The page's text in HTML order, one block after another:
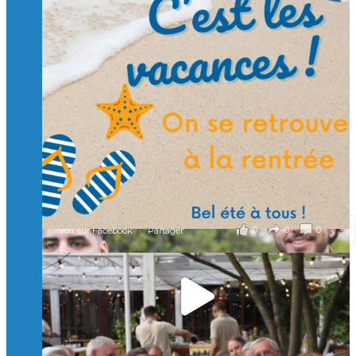
Charger plus Suivre sur Instagram
🙏 Soutenez l’Isep via la taxe d’apprentissage 2026
et contribuons ensemble à former les générations
d’ingénieurs de demain. 🙏
Merci à tous !
🎯 Taxe d’apprentissage 2026 : avec l'Isep, investissez pour
un numérique au service de l'humain !
À l’Isep, nous formons des ingénieurs, des bachelors, des
Mastères Spécialisés, qui allient excellence technologique et
valeurs humaines, au cœur de notre pro
...Voir plus
il y a 2 mois
0 0 0
Voir sur Facebook · Partager
🚀Afterwork à Genève 🚀
🥳 Le 22 avril dernier, 14 Alumni vivant / travaillant
en Suisse ont partagé un moment convivial de
retrouvailles et d'échanges !